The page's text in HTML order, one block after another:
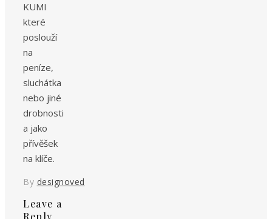
KUMI
které
poslouží
na
peníze,
sluchátka
nebo jiné
drobnosti
a jako
přívěšek
na klíče.
By designoved
Leave a